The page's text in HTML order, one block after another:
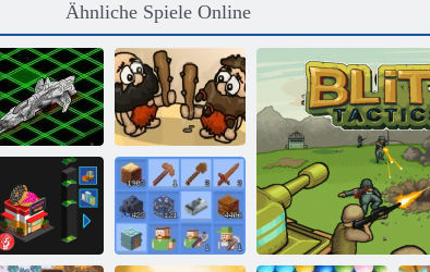
Ähnliche Spiele Online
Intergalaktische
Battleships
Ehrfürchtig
Eroberung